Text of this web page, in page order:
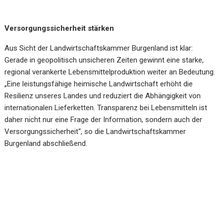
Versorgungssicherheit stärken
Aus Sicht der Landwirtschaftskammer Burgenland ist klar:
Gerade in geopolitisch unsicheren Zeiten gewinnt eine starke,
regional verankerte Lebensmittelproduktion weiter an Bedeutung.
„Eine leistungsfähige heimische Landwirtschaft erhöht die
Resilienz unseres Landes und reduziert die Abhängigkeit von
internationalen Lieferketten. Transparenz bei Lebensmitteln ist
daher nicht nur eine Frage der Information, sondern auch der
Versorgungssicherheit“, so die Landwirtschaftskammer
Burgenland abschließend.